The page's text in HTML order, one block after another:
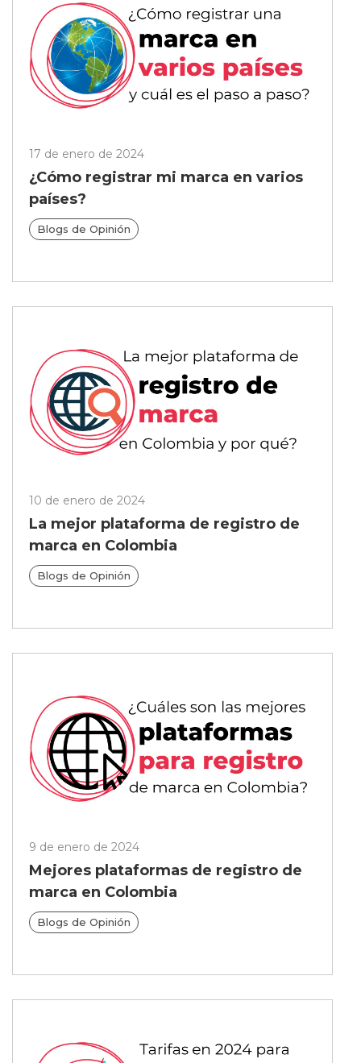
17 de enero de 2024
¿Cómo registrar mi marca en varios
países?
Blogs de Opinión
10 de enero de 2024
La mejor plataforma de registro de
marca en Colombia
Blogs de Opinión
9 de enero de 2024
Mejores plataformas de registro de
marca en Colombia
Blogs de Opinión